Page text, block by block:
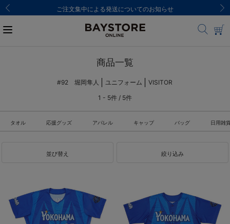
ご注文集中による発送についてのお知らせ
商品一覧
#92 堀岡隼人 ユニフォーム
VISITOR
1 - 5件 / 5件
タオル 応援グッズ アパレル キャップ バッグ 日用雑
並び替え 絞り込み